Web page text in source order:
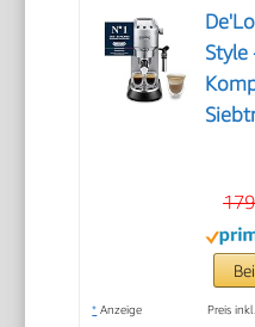
* Anzeige Preis